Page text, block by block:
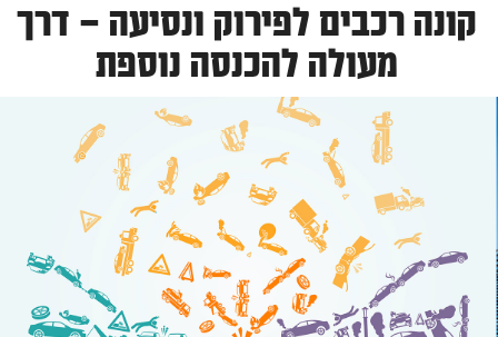
קונה רכבים לפירוק ונסיעה – דרך
מעולה להכנסה נוספת